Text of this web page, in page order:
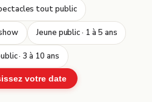
tout public
Jeune public · 1 à 5 ans
· 3 à 10 ans
votre date